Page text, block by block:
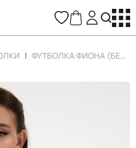
ФУТБОЛКА ФИОНА (БЕЖЕВЫЙ)